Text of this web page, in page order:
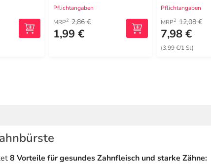
Pflichtangaben
MRP2 2,86 €
1,99 €
Pflichtangaben
MRP2 12,08 €
7,98 €
(3,99 €/1 St)
8 Vorteile für gesundes Zahnfleisch und starke Zähne: